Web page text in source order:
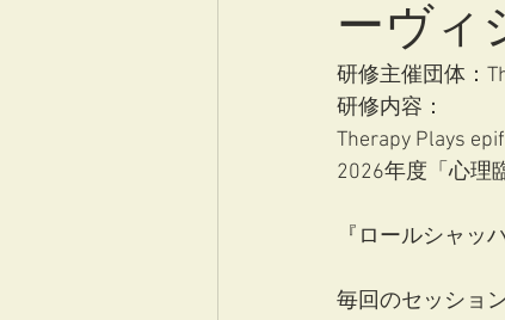
ーヴィ
研修主催団体：
研修内容：
Therapy Plays
2026年度「心理
『ロールシャッ
毎回のセッショ